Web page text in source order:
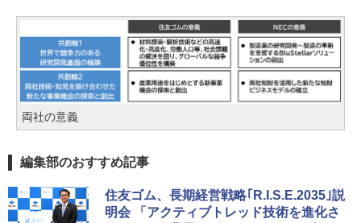
両社の意義
編集部のおすすめ記事
住友ゴム、長期経営戦略｢R.I.S.E.2035｣説
明会 「アクティブトレッド技術を進化さ